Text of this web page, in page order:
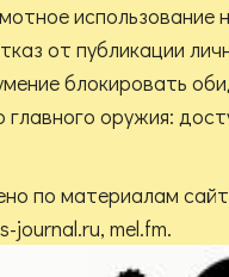
использование
от публикации
блокировать
оружия:
по материалам
journal.ru, mel.fm.